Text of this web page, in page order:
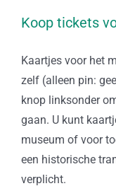
Koop tickets
Kaartjes voor het
zelf (alleen pin:
knop linksonder
gaan. U kunt
museum of voor
een historische
verplicht.